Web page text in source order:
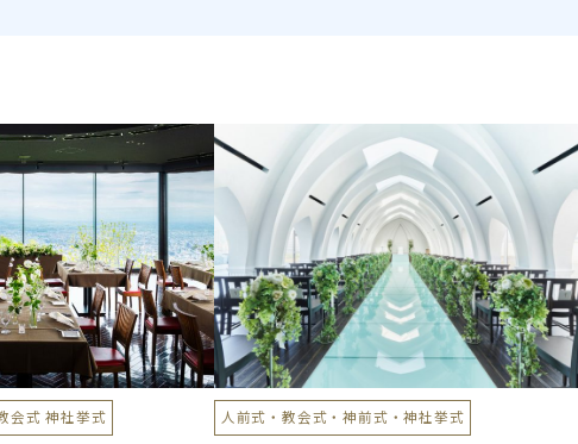
会式 神社挙式 人前式・教会式・神前式・神社挙式